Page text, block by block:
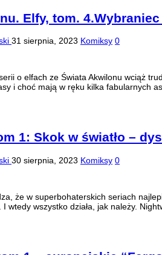
Elfy, tom.
31 sierpnia, 2023 Komiksy 0
o elfach ze Świata Akwilonu wciąż
i choć mają w ręku kilka fabularnych
1: Skok w światło –
30 sierpnia, 2023 Komiksy 0
że w superbohaterskich seriach
wtedy wszystko działa, jak należy.